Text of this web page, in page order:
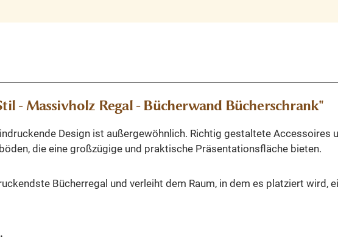
- Massivholz Regal - Bücherwand Bücherschrank"
Design ist außergewöhnlich. Richtig gestaltete Accessoires
die eine großzügige und praktische Präsentationsfläche bieten.
Bücherregal und verleiht dem Raum, in dem es platziert wird,